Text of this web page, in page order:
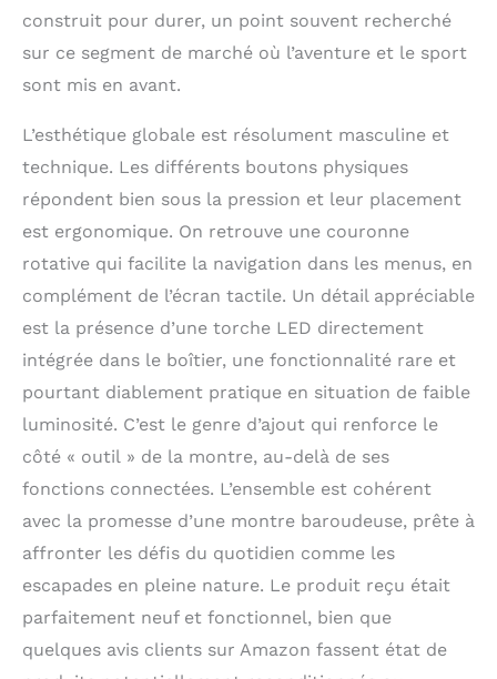
construit pour durer, un point souvent recherché
sur ce segment de marché où l’aventure et le sport
sont mis en avant.
L’esthétique globale est résolument masculine et
technique. Les différents boutons physiques
répondent bien sous la pression et leur placement
est ergonomique. On retrouve une couronne
rotative qui facilite la navigation dans les menus, en
complément de l’écran tactile. Un détail appréciable
est la présence d’une torche LED directement
intégrée dans le boîtier, une fonctionnalité rare et
pourtant diablement pratique en situation de faible
luminosité. C’est le genre d’ajout qui renforce le
côté « outil » de la montre, au-delà de ses
fonctions connectées. L’ensemble est cohérent
avec la promesse d’une montre baroudeuse, prête à
affronter les défis du quotidien comme les
escapades en pleine nature. Le produit reçu était
parfaitement neuf et fonctionnel, bien que
quelques avis clients sur Amazon fassent état de